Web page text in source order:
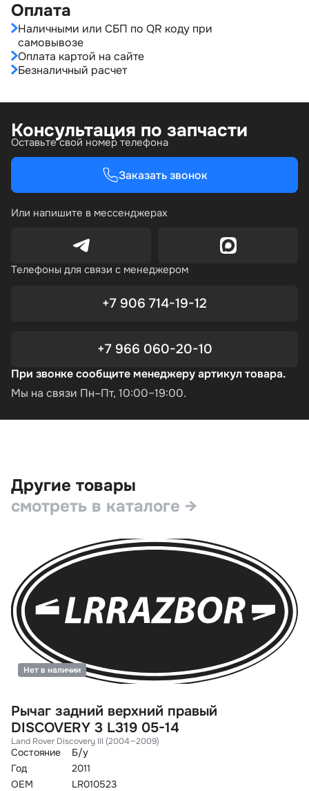
Оплата
Наличными или СБП по QR коду при
самовывозе
Оплата картой на сайте
Безналичный расчет
Консультация по запчасти
Оставьте свой номер телефона
Заказать звонок
Или напишите в мессенджерах
Телефоны для связи с менеджером
+7 906 714-19-12
+7 966 060-20-10
При звонке сообщите менеджеру артикул товара.
Мы на связи Пн–Пт, 10:00–19:00.
Другие товары
смотреть в каталоге →
Рычаг задний верхний правый
DISCOVERY 3 L319 05-14
Land Rover Discovery III (2004—2009)
Состояние
Б/у
Год
2011
OEM
LR010523
Нет в наличии